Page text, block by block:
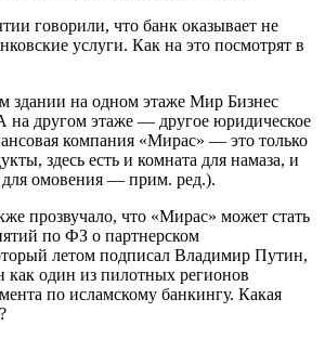
говорили, что банк оказывает не
услуги. Как на это посмотрят в
здании на одном этаже Мир Бизнес
на другом этаже — другое юридическое
компания «Мирас» — это только
здесь есть и комната для намаза, и
для омовения — прим. ред.).
прозвучало, что «Мирас» может стать
по ФЗ о партнерском
летом подписал Владимир Путин,
как один из пилотных регионов
по исламскому банкингу. Какая